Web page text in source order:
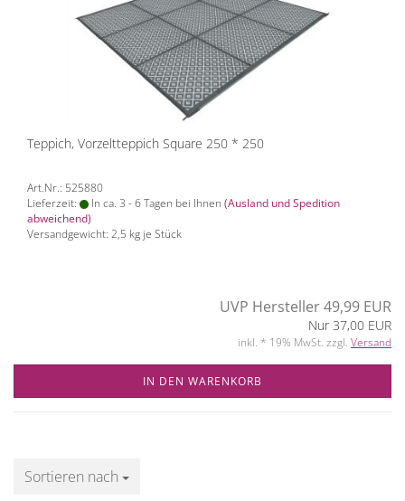
Teppich, Vorzeltteppich Square 250 * 250
Art.Nr.: 525880
Lieferzeit:
In ca. 3 - 6 Tagen bei Ihnen (Ausland und Spedition
abweichend)
Versandgewicht: 2,5 kg je Stück
UVP Hersteller 49,99 EUR
Nur 37,00 EUR
inkl. * 19% MwSt. zzgl. Versand
IN DEN WARENKORB
Sortieren nach
Sortieren nach